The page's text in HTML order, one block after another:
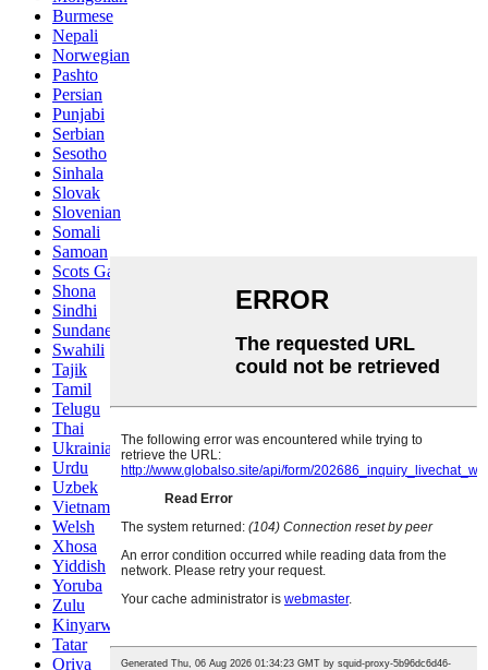
Burmese
Nepali
Norwegian
Pashto
Persian
Punjabi
Serbian
Sesotho
Sinhala
Slovak
Slovenian
Somali
Samoan
Scots Gaelic
Shona
Sindhi
Sundanese
Swahili
Tajik
Tamil
Telugu
Thai
Ukrainian
Urdu
Uzbek
Vietnamese
Welsh
Xhosa
Yiddish
Yoruba
Zulu
Kinyarwanda
Tatar
Oriya